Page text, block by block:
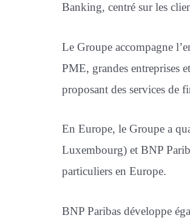
Banking, centré sur les
Le Groupe accompagne
PME, grandes entreprises
proposant des services de
En Europe, le Groupe a
Luxembourg) et BNP
particuliers en Europe.
BNP Paribas développe